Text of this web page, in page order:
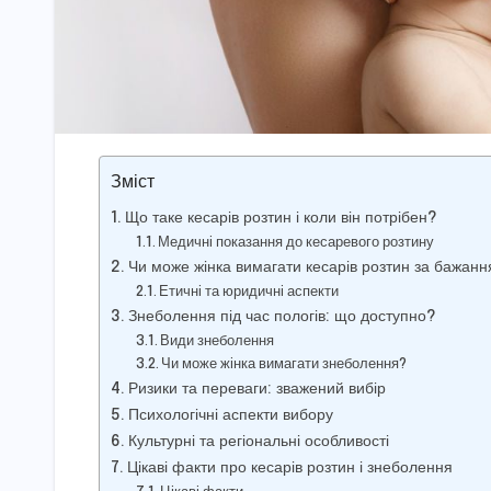
Зміст
Що таке кесарів розтин і коли він потрібен?
Медичні показання до кесаревого розтину
Чи може жінка вимагати кесарів розтин за
Етичні та юридичні аспекти
Знеболення під час пологів: що доступно?
Види знеболення
Чи може жінка вимагати знеболення?
Ризики та переваги: зважений вибір
Психологічні аспекти вибору
Культурні та регіональні особливості
Цікаві факти про кесарів розтин і знеболення